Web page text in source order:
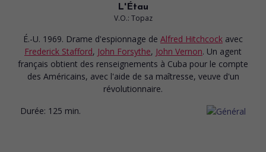
L'Étau
V.O.: Topaz
É.-U. 1969. Drame d'espionnage de Alfred Hitchcock avec
Frederick Stafford, John Forsythe, John Vernon. Un agent
français obtient des renseignements à Cuba pour le compte
des Américains, avec l'aide de sa maîtresse, veuve d'un
révolutionnaire.
Durée: 125 min.